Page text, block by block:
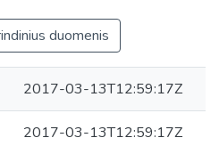
duomenis
2017-03-13T12:59:17Z
2017-03-13T12:59:17Z